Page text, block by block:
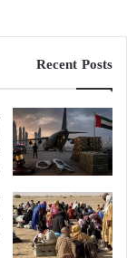
Recent Posts